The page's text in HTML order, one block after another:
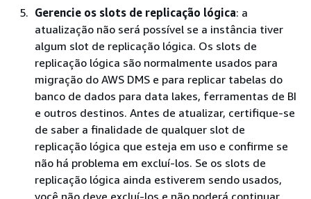
Gerencie os slots de replicação lógica: a
atualização não será possível se a instância tiver
algum slot de replicação lógica. Os slots de
replicação lógica são normalmente usados para
migração do AWS DMS e para replicar tabelas do
banco de dados para data lakes, ferramentas de BI
e outros destinos. Antes de atualizar, certifique-se
de saber a finalidade de qualquer slot de
replicação lógica que esteja em uso e confirme se
não há problema em excluí-los. Se os slots de
replicação lógica ainda estiverem sendo usados,
você não deve excluí-los e não poderá continuar